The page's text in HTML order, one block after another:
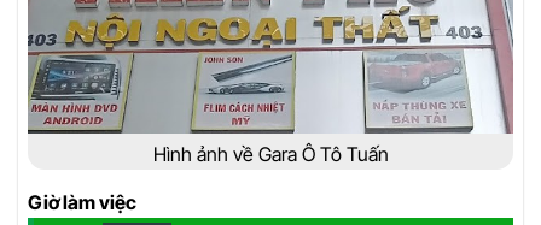
Hình ảnh về Gara Ô Tô Tuấn
Giờ làm việc